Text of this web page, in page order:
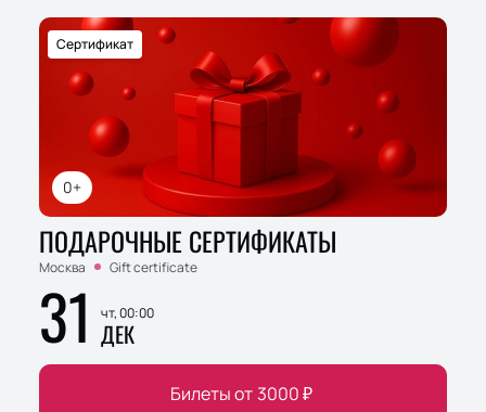
0+
Сертификат
ПОДАРОЧНЫЕ СЕРТИФИКАТЫ
Москва Gift certificate
31 чт, 00:00
ДЕК
Билеты от 3000₽